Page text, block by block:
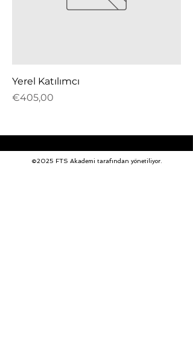
Yerel Katılımcı
Fiyat
€405,00
©2025 FTS Akademi tarafından yönetiliyor.